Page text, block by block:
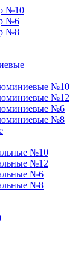
№10
№6
№8
№10
№12
№6
№8
№10
№12
№6
№8